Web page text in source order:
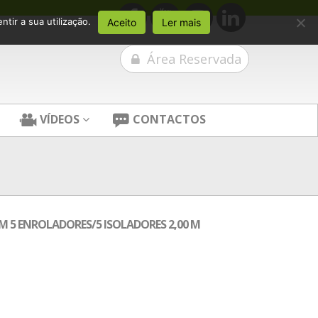
Área Reservada
VÍDEOS CONTACTOS
5 ENROLADORES/5 ISOLADORES 2,00 M
a sua utilização. Aceito Ler mais